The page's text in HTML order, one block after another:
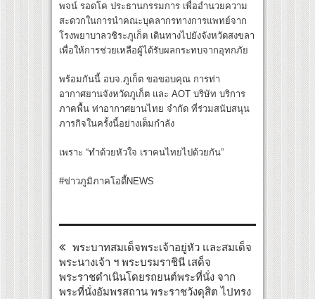
พจน์ รอดโค ประธานกรรมการ เพื่ออำนวยความ
สะดวกในการนำคณะบุคลากรทางการแพทย์จาก
โรงพยาบาลวชิระภูเก็ต เดินทางไปยังจังหวัดสงขลา
เพื่อให้การช่วยเหลือผู้ได้รับผลกระทบจากอุทกภัย
พร้อมกันนี้ อบจ.ภูเก็ต ขอขอบคุณ การท่า
อากาศยานจังหวัดภูเก็ต และ AOT บริษัท บริการ
ภาคพื้น ท่าอากาศยานไทย จำกัด ที่ร่วมสนับสนุน
ภารกิจในครั้งนี้อย่างเต็มกำลัง
เพราะ “ทำด้วยหัวใจ เราคนไทยไปด้วยกัน”
#ข่าวภูมิภาคโอดี้NEWS
พระบาทสมเด็จพระเจ้าอยู่หัว และสมเด็จ
พระนางเจ้า ฯ พระบรมราชินี เสด็จ
พระราชดำเนินโดยรถยนต์พระที่นั่ง จาก
พระที่นั่งอัมพรสถาน พระราชวังดุสิต ไปทรง